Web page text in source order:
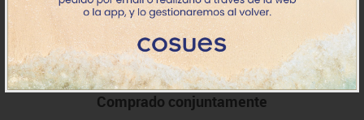
IVA incluido
Comprado conjuntamente